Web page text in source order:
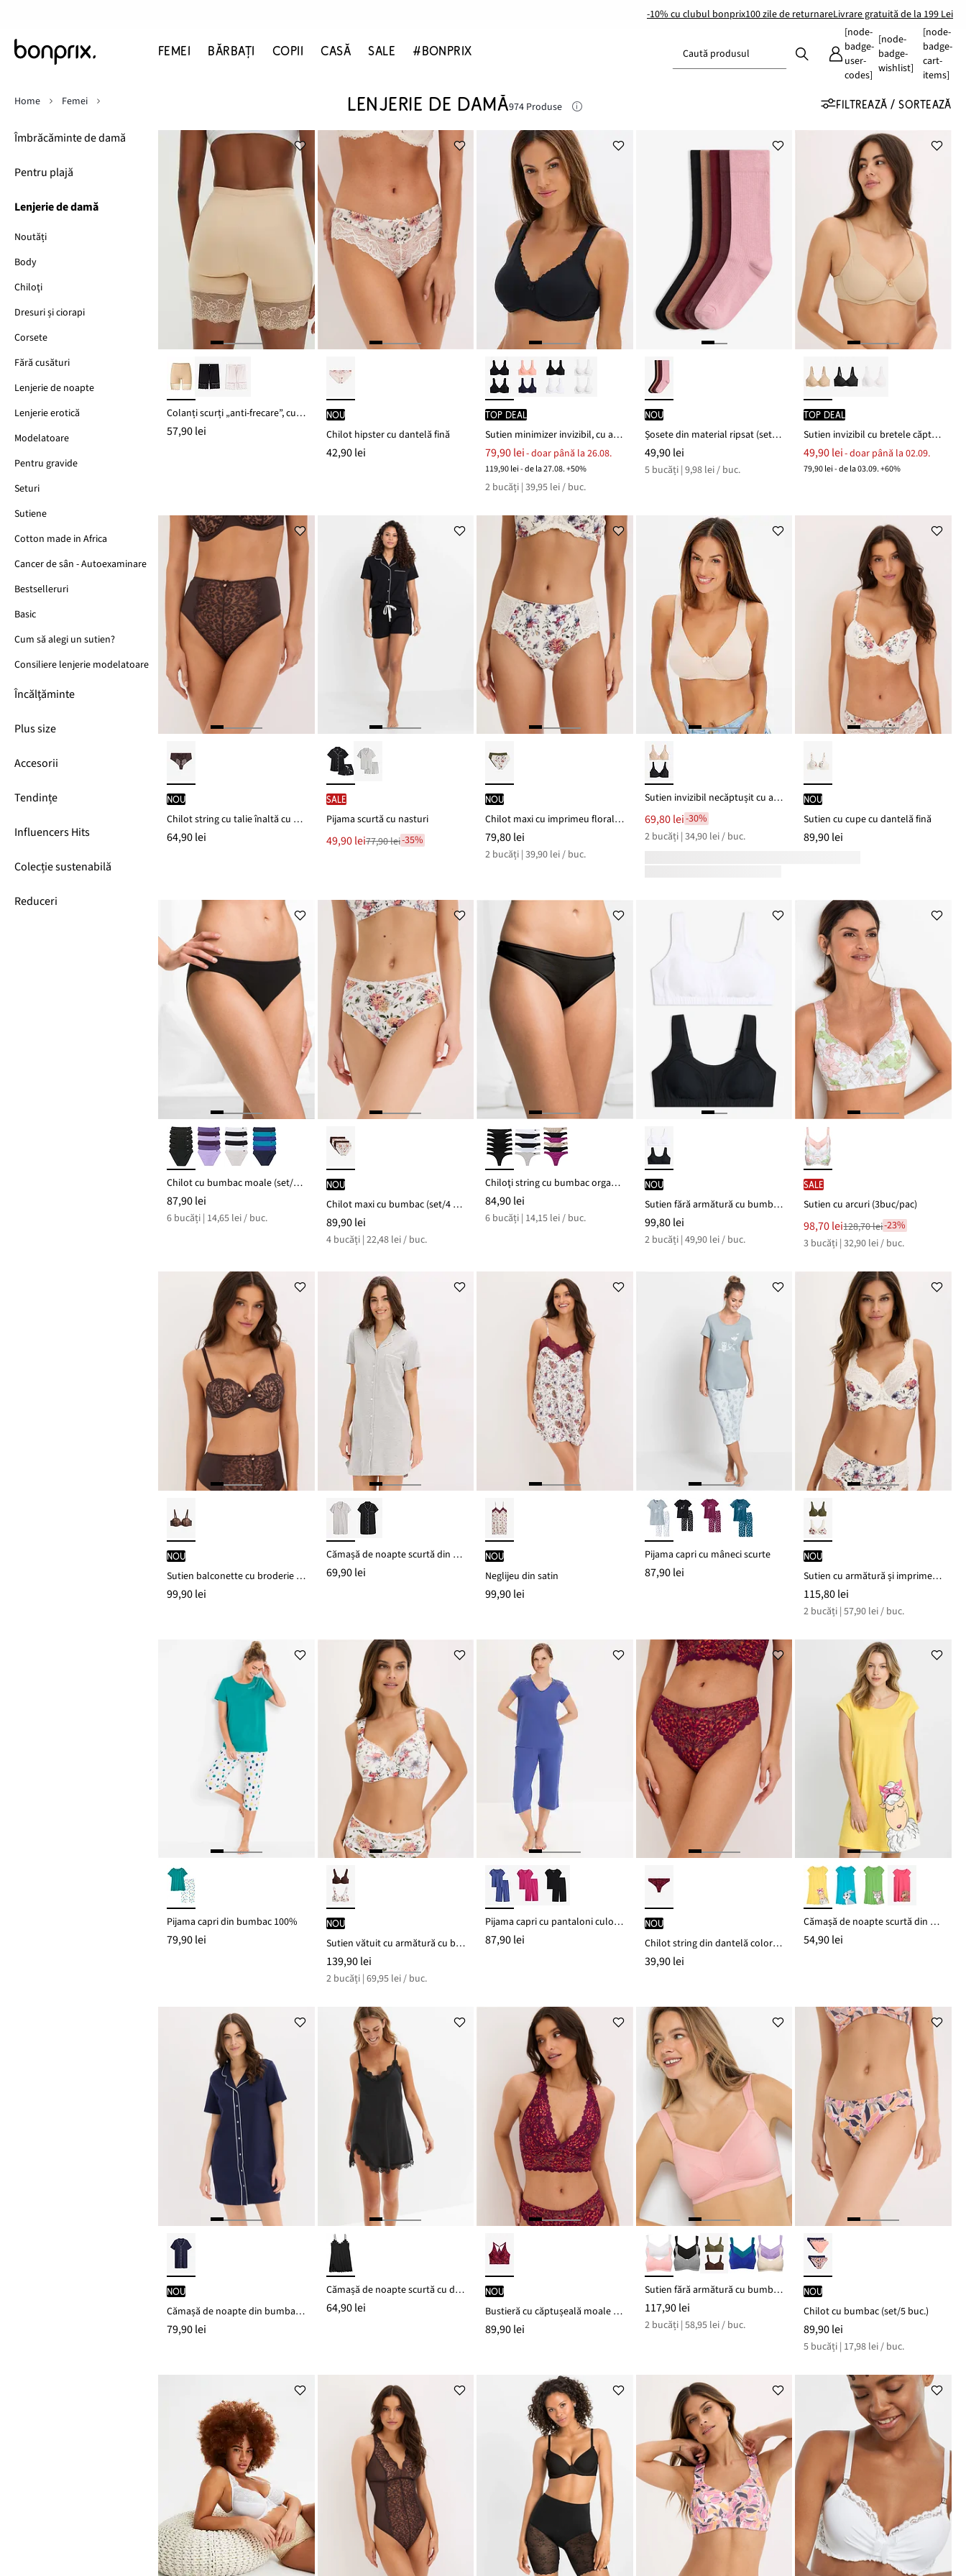
-10% cu clubul bonprix100 zile de returnareLivrare gratuită de la 199 Lei
FEMEI BĂRBAŢI COPII CASĂ SALE #BONPRIX Caută produsul
[node-
badge-
user-
codes]
[node-
badge-
wishlist]
[node-
badge-
cart-
items]
Îmbrăcăminte de damă
Pentru plajă
Lenjerie de damă
Noutăți
Body
Chiloţi
Dresuri și ciorapi
Corsete
Fără cusături
Lenjerie de noapte
Lenjerie erotică
Modelatoare
Pentru gravide
Seturi
Sutiene
Cotton made in Africa
Cancer de sân - Autoexaminare
Bestselleruri
Basic
Cum să alegi un sutien?
Consiliere lenjerie modelatoare
Încălţăminte
Plus size
Accesorii
Tendințe
Influencers Hits
Colecție sustenabilă
Reduceri
Home Femei LENJERIE DE DAMĂ974 Produse FILTREAZĂ / SORTEAZĂ
Colanți scurți „anti-frecare”, cu poliamidă răcoroasă și dantelă
57,90 lei
nou
Chilot hipster cu dantelă fină
42,90 lei
TOP DEAL
Sutien minimizer invizibil, cu armătură, cu bumbac organic (set/ 2 buc.)
79,90 lei- doar până la 26.08.
119,90 lei - de la 27.08. +50%
2 bucăți | 39,95 lei / buc.
nou
Șosete din material ripsat (set/ 5 perechi)
49,90 lei
5 bucăți | 9,98 lei / buc.
TOP DEAL
Sutien invizibil cu bretele căptușite
49,90 lei- doar până la 02.09.
79,90 lei - de la 03.09. +60%
nou
Chilot string cu talie înaltă cu broderie fină
64,90 lei
SALE
Pijama scurtă cu nasturi
Noul
preț
49,90 lei
Reducere77,90 lei-35%
nou
Chilot maxi cu imprimeu floral (set/ 2 buc)
79,80 lei
2 bucăți | 39,90 lei / buc.
Sutien invizibil necăptușit cu armătură, cu bumbac organic (set/2 buc.)
69,80 lei-30%
2 bucăți | 34,90 lei / buc.
nou
Sutien cu cupe cu dantelă fină
89,90 lei
Chilot cu bumbac moale (set/6 buc.)
87,90 lei
6 bucăți | 14,65 lei / buc.
nou
Chilot maxi cu bumbac (set/4 buc.)
89,90 lei
4 bucăți | 22,48 lei / buc.
Chiloţi string cu bumbac organic (set/6 buc.)
84,90 lei
6 bucăți | 14,15 lei / buc.
nou
Sutien fără armătură cu bumbac organic (set/2 buc.)
99,80 lei
2 bucăți | 49,90 lei / buc.
SALE
Sutien cu arcuri (3buc/pac)
Noul
preț
este
98,70 lei
Reducere
de
128,70 lei
128,70 lei-23%
3 bucăți | 32,90 lei / buc.
nou
Sutien balconette cu broderie elegantă
99,90 lei
Cămașă de noapte scurtă din bumbac organic 100%
69,90 lei
nou
Neglijeu din satin
99,90 lei
Pijama capri cu mâneci scurte
87,90 lei
nou
Sutien cu armătură și imprimeu floral (set/2 buc.)
115,80 lei
2 bucăți | 57,90 lei / buc.
Pijama capri din bumbac 100%
79,90 lei
nou
Sutien vătuit cu armătură cu bumbac organic (set/2 buc.)
139,90 lei
2 bucăți | 69,95 lei / buc.
Pijama capri cu pantaloni culotte largi
87,90 lei
nou
Chilot string din dantelă colorată
39,90 lei
Cămașă de noapte scurtă din bumbac organic 100%
54,90 lei
nou
Cămașă de noapte din bumbac organic interlock 100%
79,90 lei
Cămașă de noapte scurtă cu dantelă fină
64,90 lei
nou
Bustieră cu căptușeală moale din bumbac
89,90 lei
Sutien fără armătură cu bumbac organic (set/2 buc.)
117,90 lei
2 bucăți | 58,95 lei / buc.
nou
Chilot cu bumbac (set/5 buc.)
89,90 lei
5 bucăți | 17,98 lei / buc.